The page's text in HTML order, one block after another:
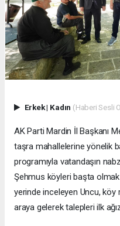
Erkek| Kadın (Haberi Sesli
AK Parti Mardin İl Başkanı
taşra mahallelerine yönelik
programıyla vatandaşın
Şehmus köyleri başta
yerinde inceleyen Uncu, köy
araya gelerek talepleri ilk